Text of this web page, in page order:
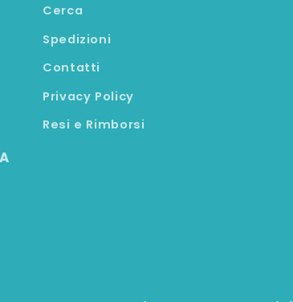
Cerca
Spedizioni
Contatti
Privacy Policy
Resi e Rimborsi